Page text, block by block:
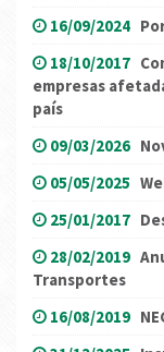
16/09/2024
18/10/2017
empresas
país
09/03/2026
05/05/2025
25/01/2017
28/02/2019
Transportes
16/08/2019